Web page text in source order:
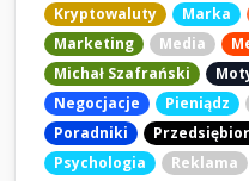
Kryptowaluty
Marka
Marketing
Media
Michał Szafrański
Negocjacje
Pieniądz
Poradniki
Psychologia
Reklama